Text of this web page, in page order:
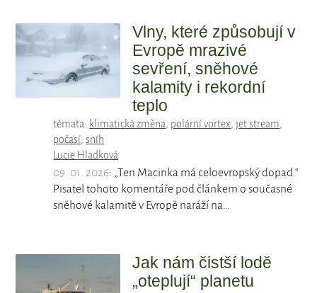
Vlny, které způsobují v
Evropě mrazivé
sevření, sněhové
kalamity i rekordní
teplo
témata: klimatická změna, polární vortex,jet stream,
počasí,sníh
Lucie Hladková
09. 01. 2026: „Ten Macinka má celoevropský dopad.“
Pisatel tohoto komentáře pod článkem o současné
sněhové kalamitě v Evropě naráží na…
Jak nám čistší lodě
„oteplují“ planetu